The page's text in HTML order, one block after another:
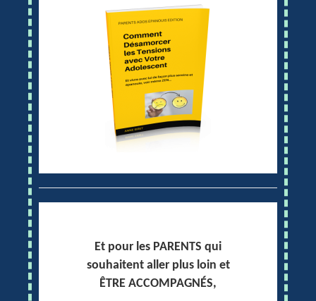
Et pour les PARENTS qui
souhaitent aller plus loin et
ÊTRE ACCOMPAGNÉS,